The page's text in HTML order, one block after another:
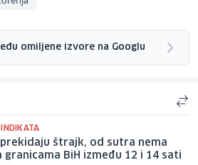
omiljene izvore na Googlu
prekidaju štrajk, od sutra nema
granicama BiH između 12 i 14 sati